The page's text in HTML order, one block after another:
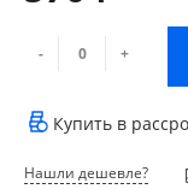
- +
Купить в
Нашли дешевле?